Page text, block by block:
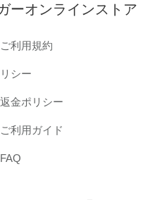
ーオンラインストア
利用規約
シー
金ポリシー
利用ガイド